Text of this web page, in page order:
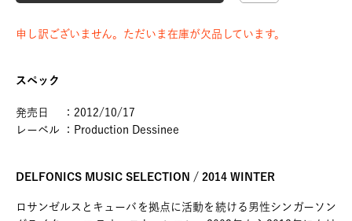
申し訳ございません。ただいま在庫が欠品しています。
スペック
発売日 ：2012/10/17
レーベル ：Production Dessinee
DELFONICS MUSIC SELECTION / 2014 WINTER
ロサンゼルスとキューバを拠点に活動を続ける男性シンガーソン